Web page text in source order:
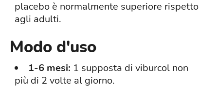
placebo è normalmente superiore rispetto
agli adulti.
Modo d'uso
1-6 mesi: 1 supposta di viburcol non
più di 2 volte al giorno.